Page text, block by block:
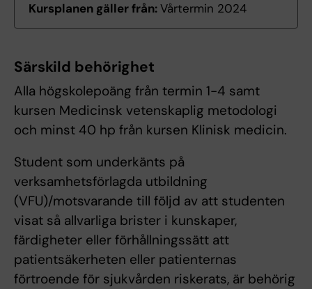
Kursplanen gäller från:Vårtermin 2024
Särskild behörighet
Alla högskolepoäng från termin 1-4 samt
kursen Medicinsk vetenskaplig metodologi
och minst 40 hp från kursen Klinisk medicin.
Student som underkänts på
verksamhetsförlagda utbildning
(VFU)/motsvarande till följd av att studenten
visat så allvarliga brister i kunskaper,
färdigheter eller förhållningssätt att
patientsäkerheten eller patienternas
förtroende för sjukvården riskerats, är behörig